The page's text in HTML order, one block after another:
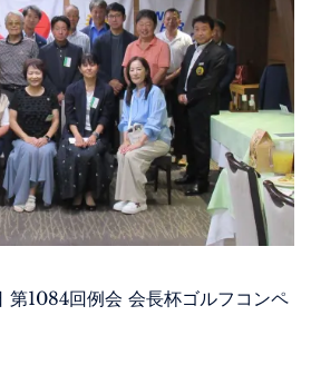
1084回例会 会長杯ゴルフコンペ